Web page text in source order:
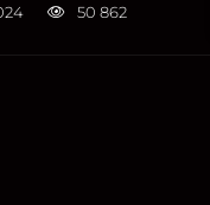
50 862